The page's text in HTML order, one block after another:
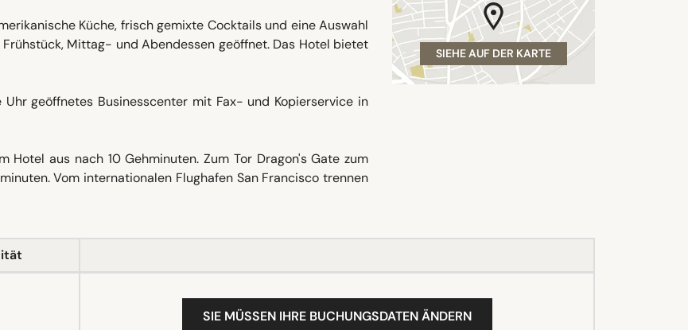
SIEHE AUF DER KARTE
Küche, frisch gemixte Cocktails und eine Auswahl
Mittag- und Abendessen geöffnet. Das Hotel bietet
geöffnetes Businesscenter mit Fax- und Kopierservice in
Hotel aus nach 10 Gehminuten. Zum Tor Dragon's Gate zum
Vom internationalen Flughafen San Francisco trennen
SIE MÜSSEN IHRE BUCHUNGSDATEN ÄNDERN